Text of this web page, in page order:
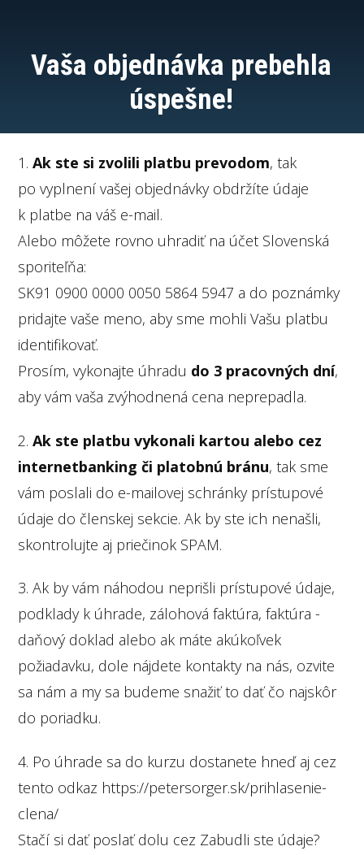
Vaša objednávka prebehla
úspešne!
1.Ak ste si zvolili platbu prevodom, tak
po vyplnení vašej objednávky obdržíte údaje
k platbe na váš e-mail.
Alebo môžete rovno uhradiť na účet Slovenská
sporiteľňa:
SK91 0900 0000 0050 5864 5947 a do poznámky
pridajte vaše meno, aby sme mohli Vašu platbu
identifikovať.
Prosím, vykonajte úhradu do 3 pracovných dní,
aby vám vaša zvýhodnená cena neprepadla.
2.Ak ste platbu vykonali kartou alebo cez
internetbanking či platobnú bránu, tak sme
vám poslali do e-mailovej schránky prístupové
údaje do členskej sekcie. Ak by ste ich nenašli,
skontrolujte aj priečinok SPAM.
3. Ak by vám náhodou neprišli prístupové údaje,
podklady k úhrade, zálohová faktúra, faktúra -
daňový doklad alebo ak máte akúkoľvek
požiadavku, dole nájdete kontakty na nás, ozvite
sa nám a my sa budeme snažiť to dať čo najskôr
do poriadku.
4. Po úhrade sa do kurzu dostanete hneď aj cez
tento odkaz https://petersorger.sk/prihlasenie-
clena/
Stačí si dať poslať dolu cez Zabudli ste údaje?